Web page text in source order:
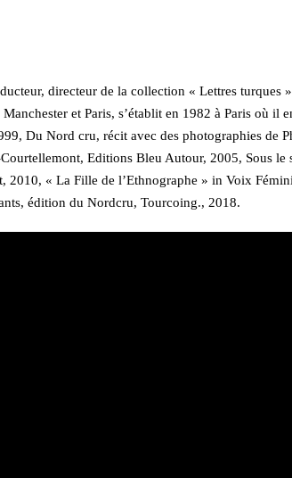
directeur de la collection « Lettres turques
et Paris, s’établit en 1982 à Paris où
Du Nord cru, récit avec des photographies de
Editions Bleu Autour, 2005, Sous
2010, « La Fille de l’Ethnographe » in Voix
édition du Nordcru, Tourcoing., 2018.